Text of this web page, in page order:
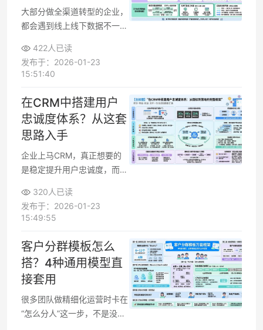
大部分做全渠道转型的企业，
都会遇到线上线下数据不一致
货，电商平台却显示售罄，或
者会员在门店充值，线上却查
上线下数据同步，关键不在
“对接一次”，而在建立一套可
持续运行的同步机制，让订
单、库存、会员等数据都能在
各系统间准确流转。
422人已读
发布于：2026-01-23
15:51:40
在CRM中搭建用户
忠诚度体系？从这套
思路入手
企业上马CRM，真正想要的
是稳定提升用户忠诚度，而不
具”。在CRM中搭建忠诚度体
系，要把积分、等级、权益、
期数据打通，形成可量化、可
自动执行的用户忠诚计划。下
面按目标梳理、规则设计、系
统落地三个层面，给一套在现
有或新CRM中都能使用的搭
建思路。
320人已读
发布于：2026-01-23
15:49:55
客户分群模板怎么
搭？4种通用模型直
接套用
很多团队做精细化运营时卡在
“怎么分人”这一步，不是没有